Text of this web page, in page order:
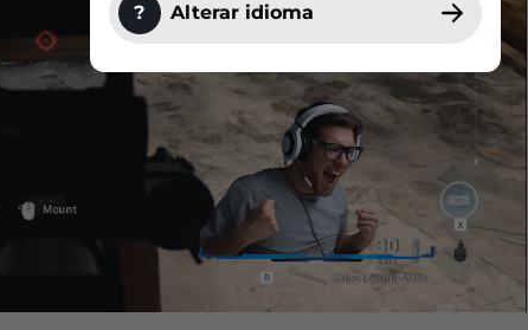
? Alterar idioma